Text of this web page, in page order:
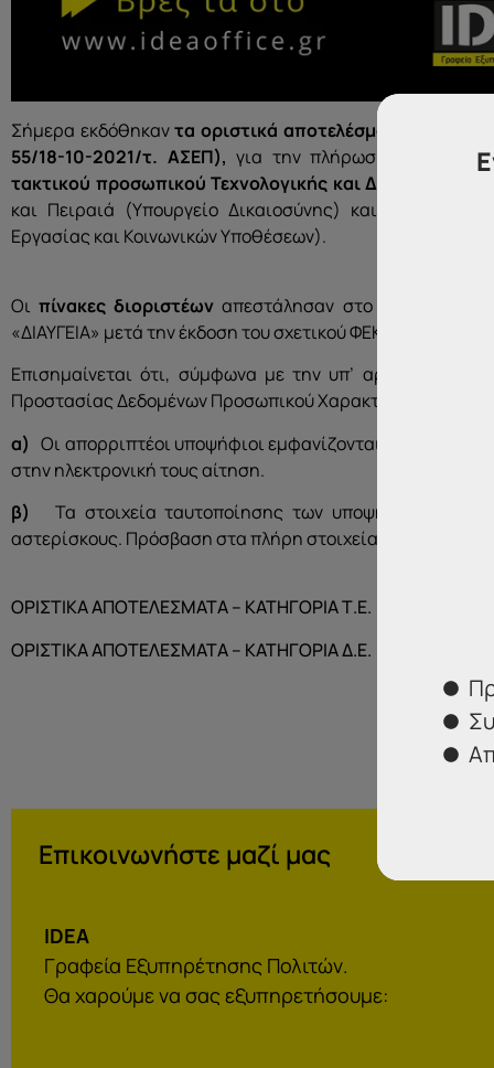
Σήμερα εκδόθηκαντα οριστικά αποτελέσματα
55/18-10-2021/τ. ΑΣΕΠ), για την πλήρωση, με σειρά
τακτικού προσωπικού Τεχνολογικής και
και Πειραιά (Υπουργείο Δικαιοσύνης) και στον
Εργασίας και Κοινωνικών Υποθέσεων).
Οιπίνακες διοριστέων απεστάλησαν στο Εθνικό
«ΔΙΑΥΓΕΙΑ» μετά την έκδοση του σχετικού ΦΕΚ.
Επισημαίνεται ότι, σύμφωνα με την υπ’ αριθ. 62/
Προστασίας Δεδομένων Προσωπικού Χαρακτήρα:
α) Οι απορριπτέοι υποψήφιοι εμφανίζονται μόνο με τον
στην ηλεκτρονική τους αίτηση.
β) Τα στοιχεία ταυτοποίησης των υποψηφίων που
αστερίσκους. Πρόσβαση στα πλήρη στοιχεία έχουν
ΟΡΙΣΤΙΚΑ ΑΠΟΤΕΛΕΣΜΑΤΑ – ΚΑΤΗΓΟΡΙΑ Τ.Ε.
ΟΡΙΣΤΙΚΑ ΑΠΟΤΕΛΕΣΜΑΤΑ – ΚΑΤΗΓΟΡΙΑ Δ.Ε.
Επικοινωνήστε μαζί μας
IDEA
Γραφεία Εξυπηρέτησης Πολιτών.
Θα χαρούμε να σας εξυπηρετήσουμε: